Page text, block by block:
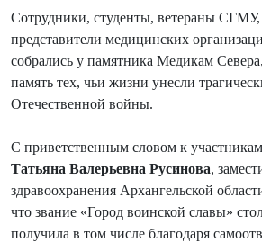
Сотрудники, студенты, ветераны СГМУ,
представители медицинских
собрались у памятника Медикам
память тех, чьи жизни унесли
Отечественной войны.
С приветственным словом к
Татьяна Валерьевна Русинова,
здравоохранения Архангельской
что звание «Город воинской славы»
получила в том числе благодаря